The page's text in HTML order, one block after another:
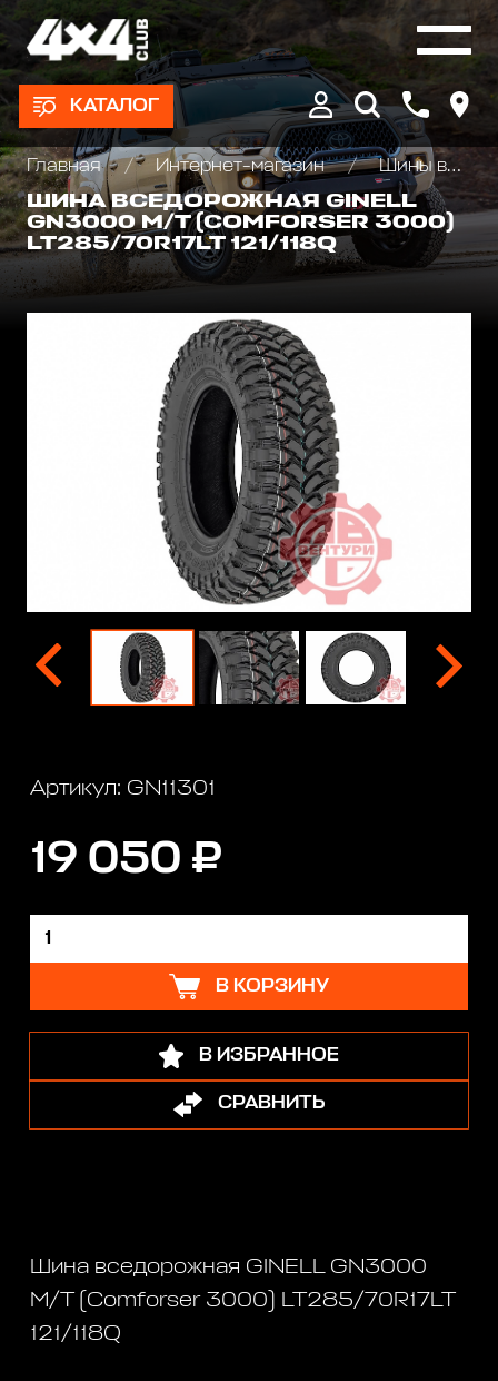
КАТАЛОГ
Главная Интернет-магазин
Шины всесезонные внедорожные
ШИНА ВСЕДОРОЖНАЯ GINELL
GN3000 M/T (COMFORSER 3000)
LT285/70R17LT 121/118Q
Артикул: GN11301
19 050 ₽
В КОРЗИНУ
В ИЗБРАННОЕ
СРАВНИТЬ
Шина вседорожная GINELL GN3000
M/T (Comforser 3000) LT285/70R17LT
121/118Q